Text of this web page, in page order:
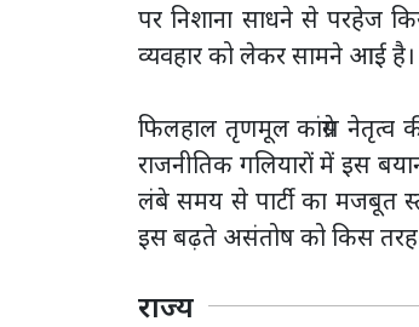
पर निशाना साधने से परहेज
व्यवहार को लेकर सामने आई है।
फिलहाल तृणमूल कांग्रेस नेतृत्व
राजनीतिक गलियारों में इस
लंबे समय से पार्टी का मजबूत
इस बढ़ते असंतोष को किस
राज्य